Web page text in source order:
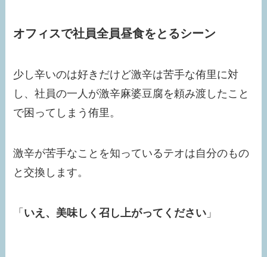
オフィスで社員全員昼食をとるシーン
少し辛いのは好きだけど激辛は苦手な侑里に対
し、社員の一人が激辛麻婆豆腐を頼み渡したこと
で困ってしまう侑里。
激辛が苦手なことを知っているテオは自分のもの
と交換します。
「 いえ、美味しく召し上がってください 」